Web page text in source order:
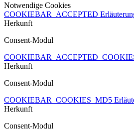
Notwendige Cookies
COOKIEBAR_ACCEPTED
Herkunft
Consent-Modul
Herkunft
Consent-Modul
COOKIEBAR_COOKIES_MD5
Herkunft
Consent-Modul